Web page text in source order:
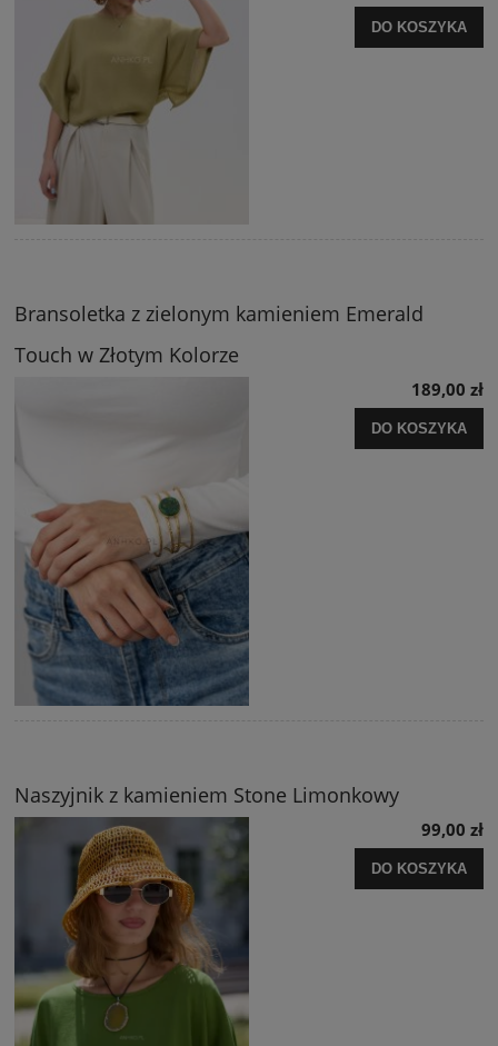
DO KOSZYKA
Bransoletka z zielonym kamieniem Emerald
Touch w Złotym Kolorze
189,00 zł
DO KOSZYKA
Naszyjnik z kamieniem Stone Limonkowy
99,00 zł
DO KOSZYKA